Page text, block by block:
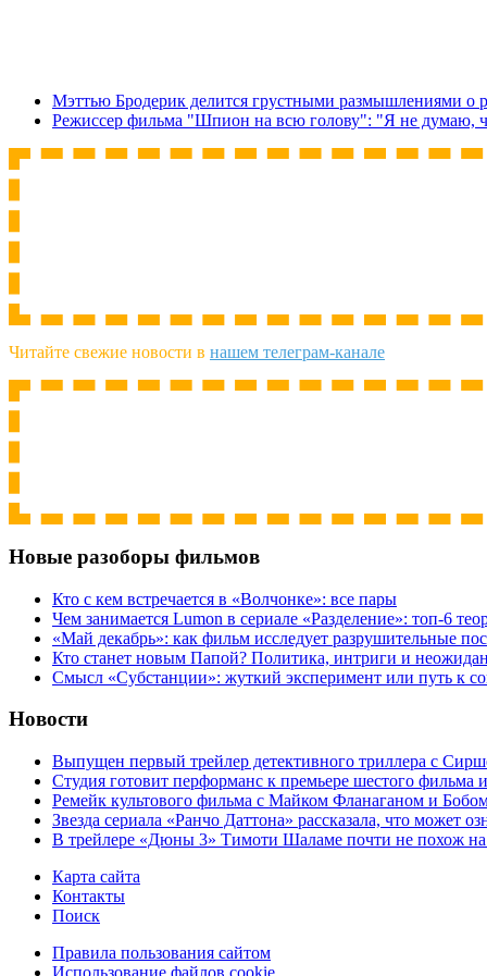
Мэттью Бродерик делится грустными размышлениями о
Режиссер фильма "Шпион на всю голову": "Я не думаю,
Читайте свежие новости в нашем телеграм-канале
Новые разоборы фильмов
Кто с кем встречается в «Волчонке»: все пары
Чем занимается Lumon в сериале «Разделение»: топ-6
«Май декабрь»: как фильм исследует разрушительные
Кто станет новым Папой? Политика, интриги и
Cмысл «Субстанции»: жуткий эксперимент или путь к
Новости
Выпущен первый трейлер детективного триллера с
Студия готовит перформанс к премьере шестого фильма
Ремейк культового фильма с Майком Фланаганом и
Звезда сериала «Ранчо Даттона» рассказала, что может
В трейлере «Дюны 3» Тимоти Шаламе почти не похож на
Карта сайта
Контакты
Поиск
Правила пользования сайтом
Использование файлов cookie